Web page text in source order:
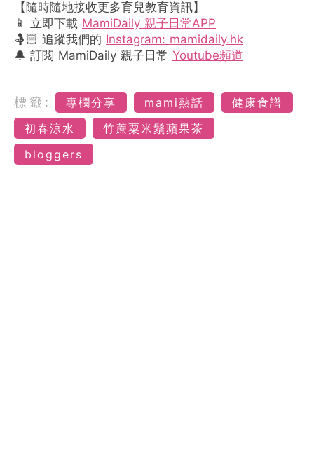
【隨時隨地接收更多育兒教育資訊】
📱 立即下載 MamiDaily 親子日常APP
🤱🏻 追蹤我們的 Instagram: mamidaily.hk
🔔 訂閱 MamiDaily 親子日常 Youtube頻道
標籤: 專欄分享 mami熱話
健康食譜
初春涼水
竹蔗粟米鬚蘋果茶
bloggers